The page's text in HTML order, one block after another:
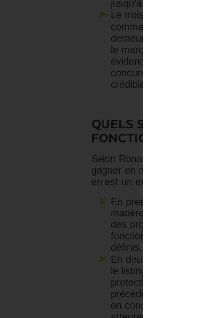
jusqu’à présent en
Le troisième
commerce (OMC),
demeure, mais
le marché des
évidence le fait que
concurrence et la
crédible que les deux
QUELS SONT
FONCTION
Selon Ronan HASCOËT,
gagner en maturité et en
en est un exemple
En premier lieu, l’
matières premières
des produits de
fonctionnalités.
définis, phase
En deuxième, vient la
le listing des pays
protectionnistes qui
précédentes études
on constate que la